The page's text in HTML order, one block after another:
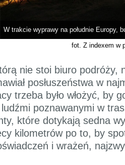
W trakcie wyprawy na południe Europy,
fot. Z indexem w
nie stoi biuro podróży,
posłuszeństwa w
trzeba było włożyć, by
poznawanymi w
które dotykają sedna
kilometrów po to, by
i wrażeń,